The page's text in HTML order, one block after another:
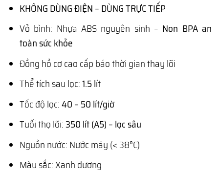
KHÔNG DÙNG ĐIỆN – DÙNG TRỰC TIẾP
Vỏ bình: Nhựa ABS nguyên sinh – Non BPA an
toàn sức khỏe
Đồng hồ cơ cao cấp báo thời gian thay lõi
Thể tích sau lọc:1.5 lít
Tốc độ lọc:40 – 50 lít/giờ
Tuổi thọ lõi:350 lít (A5) – lọc sâu
Nguồn nước: Nước máy (< 38°C)
Màu sắc: Xanh dương